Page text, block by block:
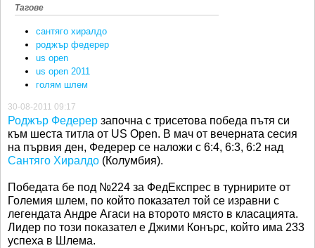
Тагове
сантяго хиралдо
роджър федерер
us open
us open 2011
голям шлем
30-08-2011 09:17
Роджър Федерер започна с трисетова победа пътя си
към шеста титла от US Open. В мач от вечерната сесия
на първия ден, Федерер се наложи с 6:4, 6:3, 6:2 над
Сантяго Хиралдо (Колумбия).
Победата бе под №224 за ФедЕкспрес в турнирите от
Големия шлем, по който показател той се изравни с
легендата Андре Агаси на второто място в класацията.
Лидер по този показател е Джими Конърс, който има 233
успеха в Шлема.